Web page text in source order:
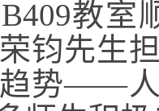
教室
钧先生
势——